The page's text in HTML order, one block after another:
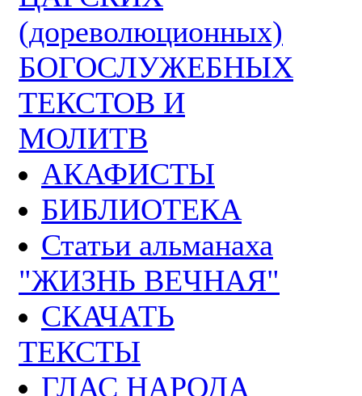
(дореволюционных)
БОГОСЛУЖЕБНЫХ
ТЕКСТОВ И
МОЛИТВ
АКАФИСТЫ
БИБЛИОТЕКА
Статьи альманаха
"ЖИЗНЬ ВЕЧНАЯ"
СКАЧАТЬ
ТЕКСТЫ
ГЛАС НАРОДА